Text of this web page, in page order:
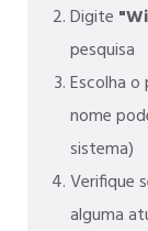
Digite
pesquisa
Escolha
nome
sistema)
Verifique
alguma